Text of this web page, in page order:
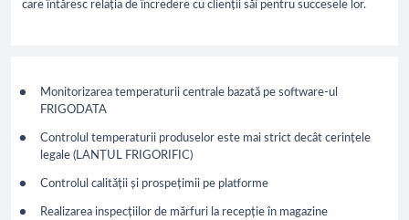
care întăresc relația de încredere cu clienții săi pentru succesele lor.
Monitorizarea temperaturii centrale bazată pe software-ul
FRIGODATA
Controlul temperaturii produselor este mai strict decât cerințele
legale (LANȚUL FRIGORIFIC)
Controlul calității și prospețimii pe platforme
Realizarea inspecțiilor de mărfuri la recepție în magazine